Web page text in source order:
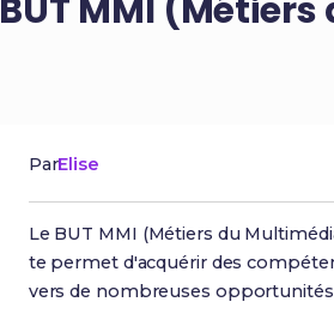
BUT MMI
ParElise
Le BUT MMI (Métiers du
te permet d'acquérir des
vers de nombreuses